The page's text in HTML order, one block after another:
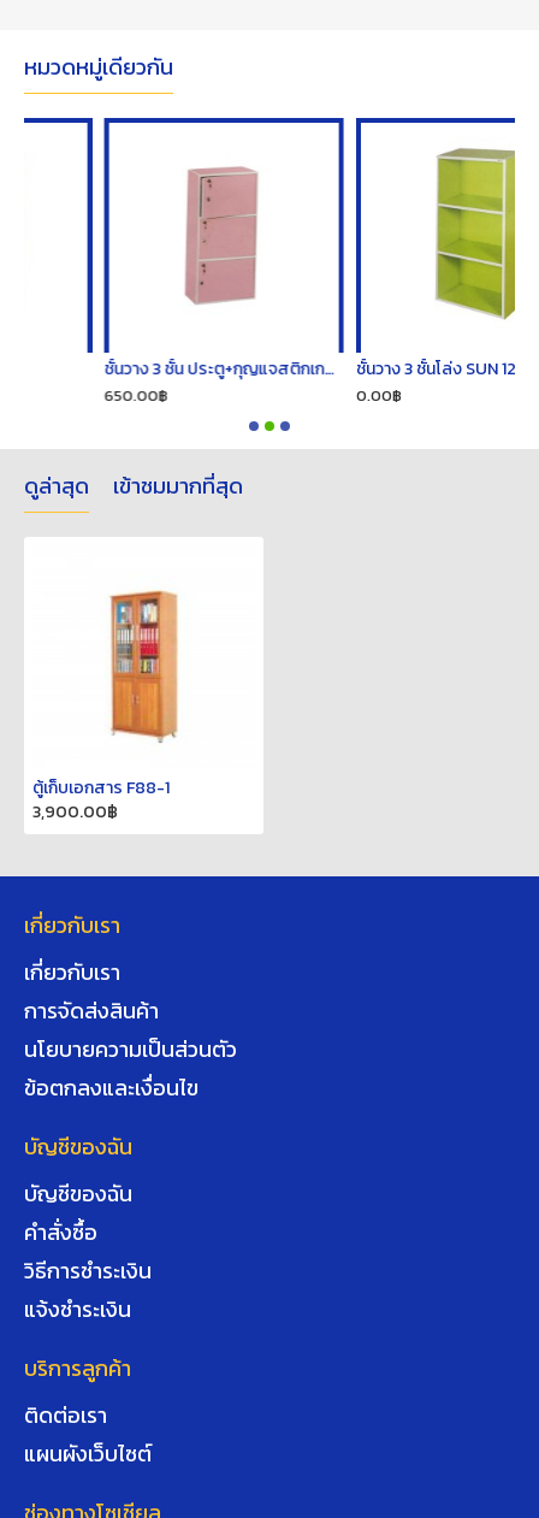
หมวดหมู่เดียวกัน
ชั้นวาง 3 ชั้น ประตู+กุญแจสติกเกอร์ SUN 127005 ชั้นวาง 3 ชั้นโล่ง SUN 127001
ดูล่าสุด เข้าชมมากที่สุด
ตู้เก็บเอกสาร F88-1
3,900.00฿
เกี่ยวกับเรา
เกี่ยวกับเรา
การจัดส่งสินค้า
นโยบายความเป็นส่วนตัว
ข้อตกลงและเงื่อนไข
บัญชีของฉัน
บัญชีของฉัน
คำสั่งซื้อ
วิธีการชำระเงิน
แจ้งชำระเงิน
บริการลูกค้า
ติดต่อเรา
แผนผังเว็บไซต์